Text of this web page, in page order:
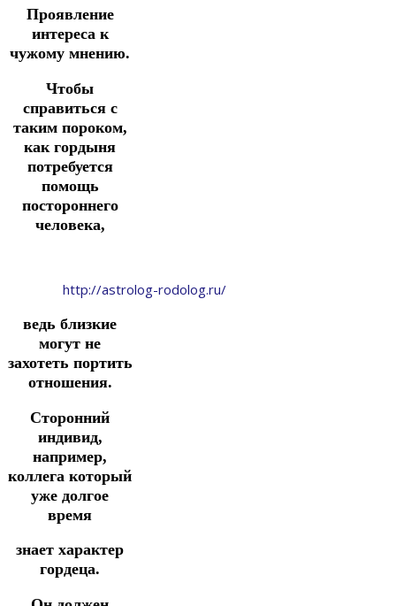
Проявление
интереса к
чужому мнению.
Чтобы
справиться с
таким пороком,
как гордыня
потребуется
помощь
постороннего
человека,
http://astrolog-rodolog.ru/
ведь близкие
могут не
захотеть портить
отношения.
Сторонний
индивид,
например,
коллега который
уже долгое
время
знает характер
гордеца.